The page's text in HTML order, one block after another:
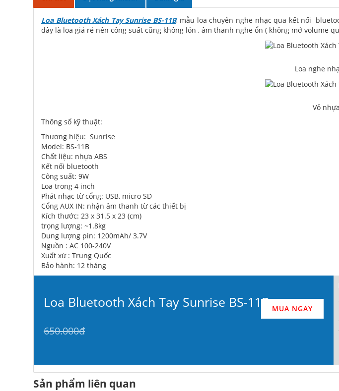
Loa Bluetooth Xách Tay Sunrise BS-11B, mẫu loa chuyên nghe nhạc qua kết nối
đây là loa giá rẻ nên công suất cũng không lón , âm thanh nghe ổn ( không mở volume
Loa nghe
Vỏ
Thông số kỹ thuật:
Thương hiệu: Sunrise
Model: BS-11B
Chất liệu: nhựa ABS
Kết nối bluetooth
Công suất: 9W
Loa trong 4 inch
Phát nhạc từ cổng: USB, micro SD
Cổng AUX IN: nhận âm thanh từ các thiết bị
Kích thước: 23 x 31.5 x 23 (cm)
trọng lượng: ~1.8kg
Dung lượng pin: 1200mAh/ 3.7V
Nguồn : AC 100-240V
Xuất xứ : Trung Quốc
Bảo hành: 12 tháng
Loa Bluetooth Xách Tay Sunrise BS-11B
650.000đ
MUA NGAY
Sản phẩm liên quan